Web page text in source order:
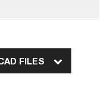
FILES